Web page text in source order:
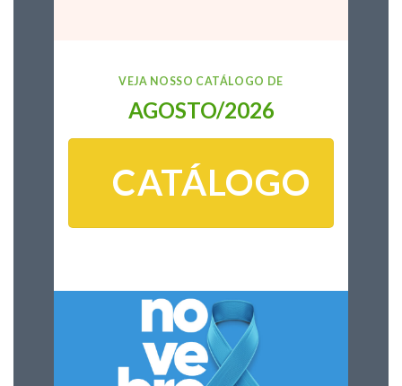
VEJA NOSSO CATÁLOGO DE
AGOSTO/2026
CATÁLOGO